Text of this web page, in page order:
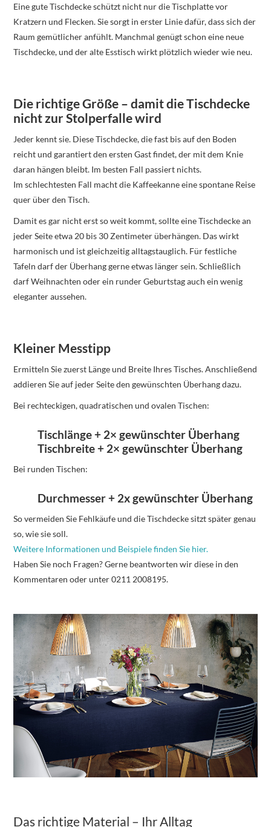
Eine gute Tischdecke schützt nicht nur die Tischplatte vor
Kratzern und Flecken. Sie sorgt in erster Linie dafür, dass sich der
Raum gemütlicher anfühlt. Manchmal genügt schon eine neue
Tischdecke, und der alte Esstisch wirkt plötzlich wieder wie neu.
Die richtige Größe – damit die Tischdecke
nicht zur Stolperfalle wird
Jeder kennt sie. Diese Tischdecke, die fast bis auf den Boden
reicht und garantiert den ersten Gast findet, der mit dem Knie
daran hängen bleibt. Im besten Fall passiert nichts.
Im schlechtesten Fall macht die Kaffeekanne eine spontane Reise
quer über den Tisch.
Damit es gar nicht erst so weit kommt, sollte eine Tischdecke an
jeder Seite etwa 20 bis 30 Zentimeter überhängen. Das wirkt
harmonisch und ist gleichzeitig alltagstauglich. Für festliche
Tafeln darf der Überhang gerne etwas länger sein. Schließlich
darf Weihnachten oder ein runder Geburtstag auch ein wenig
eleganter aussehen.
Kleiner Messtipp
Ermitteln Sie zuerst Länge und Breite Ihres Tisches. Anschließend
addieren Sie auf jeder Seite den gewünschten Überhang dazu.
Bei rechteckigen, quadratischen und ovalen Tischen:
Tischlänge + 2× gewünschter Überhang
Tischbreite + 2× gewünschter Überhang
Bei runden Tischen:
Durchmesser + 2x gewünschter Überhang
So vermeiden Sie Fehlkäufe und die Tischdecke sitzt später genau
so, wie sie soll.
Weitere Informationen und Beispiele finden Sie hier.
Haben Sie noch Fragen? Gerne beantworten wir diese in den
Kommentaren oder unter 0211 2008195.
Das richtige Material – Ihr Alltag